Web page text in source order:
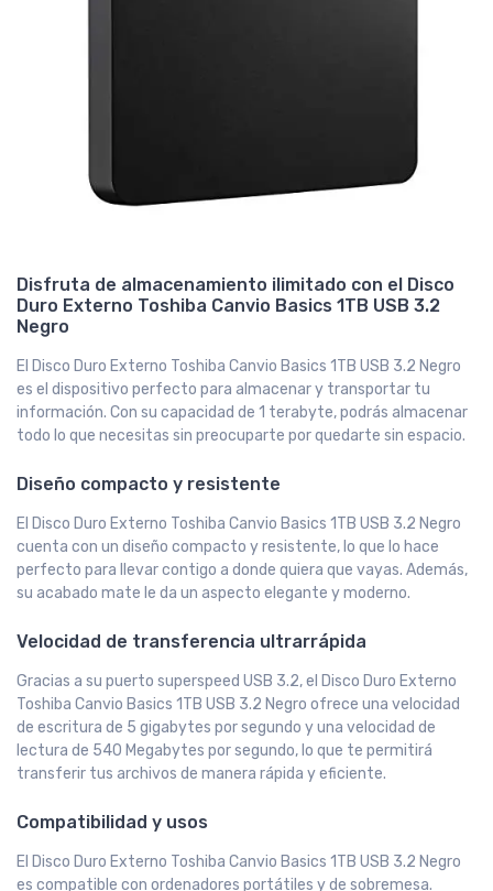
Disfruta de almacenamiento ilimitado con el Disco
Duro Externo Toshiba Canvio Basics 1TB USB 3.2
Negro
El Disco Duro Externo Toshiba Canvio Basics 1TB USB 3.2 Negro
es el dispositivo perfecto para almacenar y transportar tu
información. Con su capacidad de 1 terabyte, podrás almacenar
todo lo que necesitas sin preocuparte por quedarte sin espacio.
Diseño compacto y resistente
El Disco Duro Externo Toshiba Canvio Basics 1TB USB 3.2 Negro
cuenta con un diseño compacto y resistente, lo que lo hace
perfecto para llevar contigo a donde quiera que vayas. Además,
su acabado mate le da un aspecto elegante y moderno.
Velocidad de transferencia ultrarrápida
Gracias a su puerto superspeed USB 3.2, el Disco Duro Externo
Toshiba Canvio Basics 1TB USB 3.2 Negro ofrece una velocidad
de escritura de 5 gigabytes por segundo y una velocidad de
lectura de 540 Megabytes por segundo, lo que te permitirá
transferir tus archivos de manera rápida y eficiente.
Compatibilidad y usos
El Disco Duro Externo Toshiba Canvio Basics 1TB USB 3.2 Negro
es compatible con ordenadores portátiles y de sobremesa.